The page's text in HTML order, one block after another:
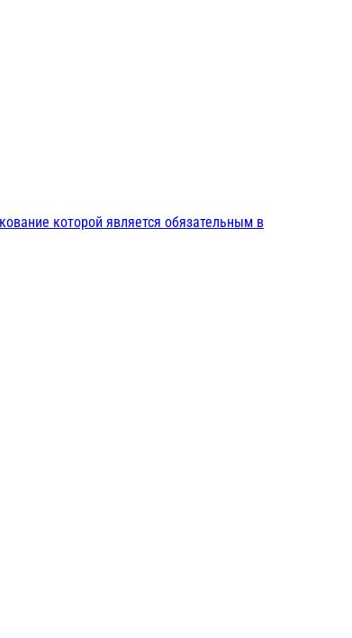
которой является обязательным в